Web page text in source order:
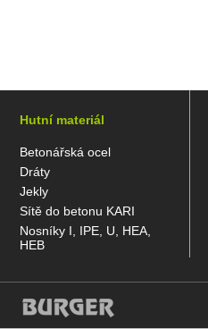
Hutní materiál
Betonářská ocel
Dráty
Jekly
Sítě do betonu KARI
Nosníky I, IPE, U, HEA,
HEB